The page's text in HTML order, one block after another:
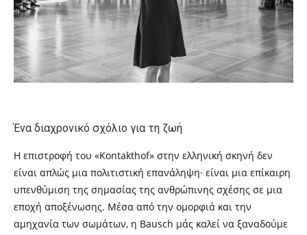
Ένα διαχρονικό σχόλιο για τη ζωή
Η επιστροφή του «Kontakthof» στην ελληνική σκηνή δεν
είναι απλώς μια πολιτιστική επανάληψη· είναι μια επίκαιρη
υπενθύμιση της σημασίας της ανθρώπινης σχέσης σε μια
εποχή αποξένωσης. Μέσα από την ομορφιά και την
αμηχανία των σωμάτων, η Bausch μάς καλεί να ξαναδούμε